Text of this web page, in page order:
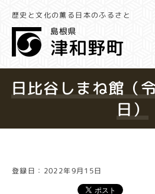
歴史と文化の薫る日本のふるさと
日比谷しまね館（
日）
登録日：2022年9月15日